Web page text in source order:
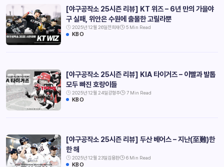
[야구공작소 25시즌 리뷰] KT 위즈 – 6년 만의 가을야
구 실패, 위안은 수원에 출몰한 고릴라뿐
2025년 12월 26일전희재 5 Min Read
KBO
[야구공작소 25시즌 리뷰] KIA 타이거즈 – 이빨과 발톱
모두 빠진 호랑이들
2025년 12월 24일강형주 7 Min Read
KBO
[야구공작소 25시즌 리뷰] 두산 베어스 – 지난(至難)한
한 해
2025년 12월 23일김용환 6 Min Read
KBO